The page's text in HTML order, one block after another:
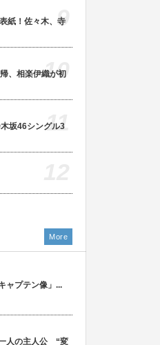
紙！佐々木、寺
9
、相楽伊織が初
10
坂46シングル3
11
ャプテン像」...
人の主人公 “変
More